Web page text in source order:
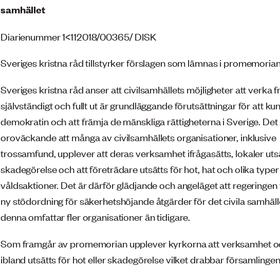
samhället
Diarienummer 1<112018/00365/ DISK
Sveriges kristna råd tillstyrker förslagen som lämnas i
Sveriges kristna råd anser att civilsamhällets möjligheter att verka
självständigt och fullt ut är grundläggande förutsättningar för att
demokratin och att främja de mänskliga rättigheterna i Sverige.
oroväckande att många av civilsamhällets organisationer, inklusive
trossamfund, upplever att deras verksamhet ifrågasätts, lokaler
skadegörelse och att företrädare utsätts för hot, hat och olika
våldsaktioner. Det är därför glädjande och angeläget att
ny stödordning för säkerhetshöjande åtgärder för det civila
denna omfattar fler organisationer än tidigare.
Som framgår av promemorian upplever kyrkorna att verksamhet
ibland utsätts för hot eller skadegörelse vilket drabbar